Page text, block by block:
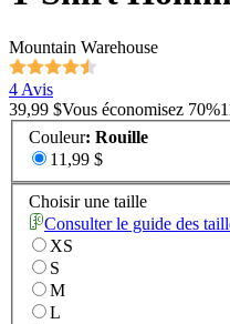
Mountain Warehouse
4 Avis
39,99 $Vous économisez 70%
Couleur: Rouille
11,99 $
Choisir une taille
Consulter le guide des
XS
S
M
L